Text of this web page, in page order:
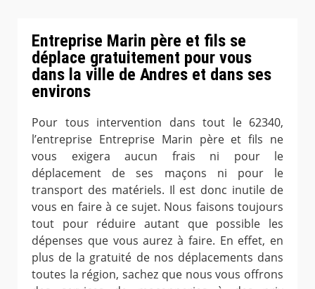
Entreprise Marin père et fils se
déplace gratuitement pour vous
dans la ville de Andres et dans ses
environs
Pour tous intervention dans tout le 62340,
l’entreprise Entreprise Marin père et fils ne
vous exigera aucun frais ni pour le
déplacement de ses maçons ni pour le
transport des matériels. Il est donc inutile de
vous en faire à ce sujet. Nous faisons toujours
tout pour réduire autant que possible les
dépenses que vous aurez à faire. En effet, en
plus de la gratuité de nos déplacements dans
toutes la région, sachez que nous vous offrons